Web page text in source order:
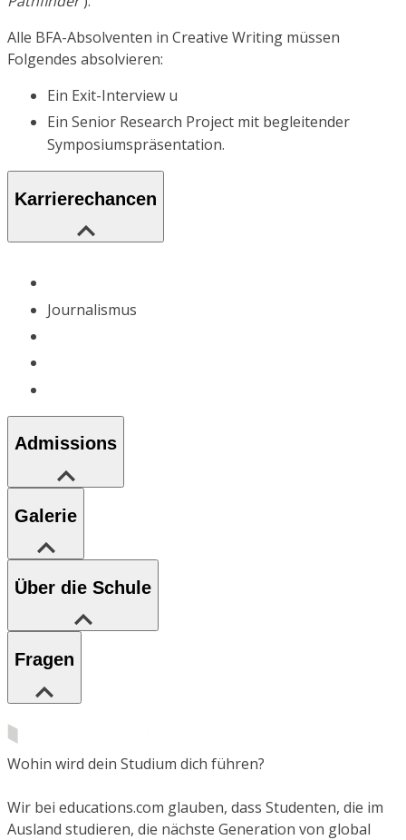
Alle BFA-Absolventen in Creative Writing müssen
Folgendes absolvieren:
Ein Exit-Interview u
Ein Senior Research Project mit begleitender
Symposiumspräsentation.
Karrierechancen
Journalismus
Admissions
Galerie
Über die Schule
Fragen
Wohin wird dein Studium dich führen?
Wir bei educations.com glauben, dass Studenten, die im
Ausland studieren, die nächste Generation von global